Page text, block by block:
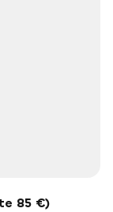
85 €)